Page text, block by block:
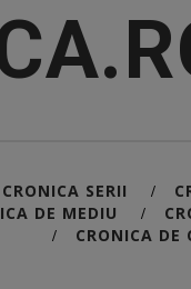
CRONICA SERII /
DE MEDIU /
/ CRONICA DE